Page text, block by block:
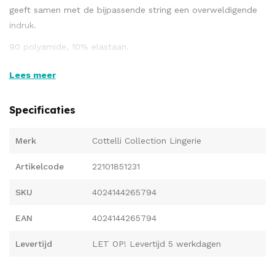
geeft samen met de bijpassende string een overweldigende
indruk.
90 polyamide, 10% elastaan.
o.a.
Lees meer
Specificaties
Merk Cottelli Collection Lingerie
Artikelcode 22101851231
SKU 4024144265794
EAN 4024144265794
Levertijd LET OP! Levertijd 5 werkdagen